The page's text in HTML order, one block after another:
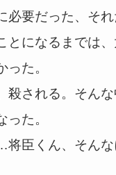
必要だった、それ
とになるまでは
った。
殺される。そん
った。
将臣くん、そん